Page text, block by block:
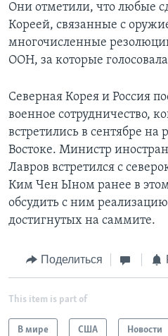
Они отметили, что любые
Кореей, связанные с
многочисленные
ООН, за которые
Северная Корея и Россия
военное сотрудничество,
встретились в сентябре
Востоке. Министр
Лавров встретился с
Ким Чен Ыном ранее в
обсудить с ним
достигнутых на саммите.
Поделиться
This item is part of
В мире США Новости